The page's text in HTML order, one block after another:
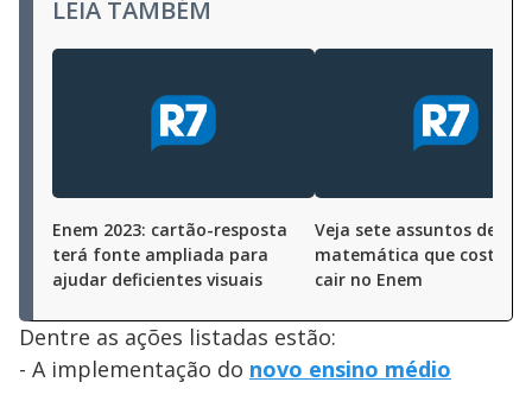
LEIA TAMBÉM
Enem 2023: cartão-resposta
terá fonte ampliada para
ajudar deficientes visuais
Veja sete assuntos de
matemática que
cair no Enem
Dentre as ações listadas estão:
- A implementação do novo ensino médio